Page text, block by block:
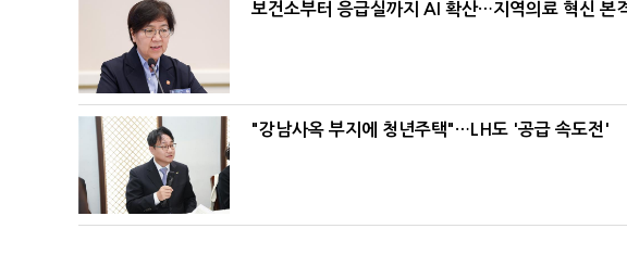
보건소부터 응급실까지 AI 확산…지역의료 혁신 본
"강남사옥 부지에 청년주택"…LH도 '공급 속도전'